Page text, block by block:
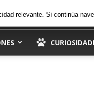
de 2026 Ingresar
relevante. Si continúa